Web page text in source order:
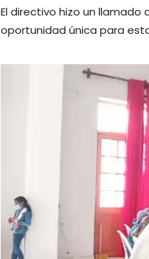
El directivo hizo un
oportunidad única para